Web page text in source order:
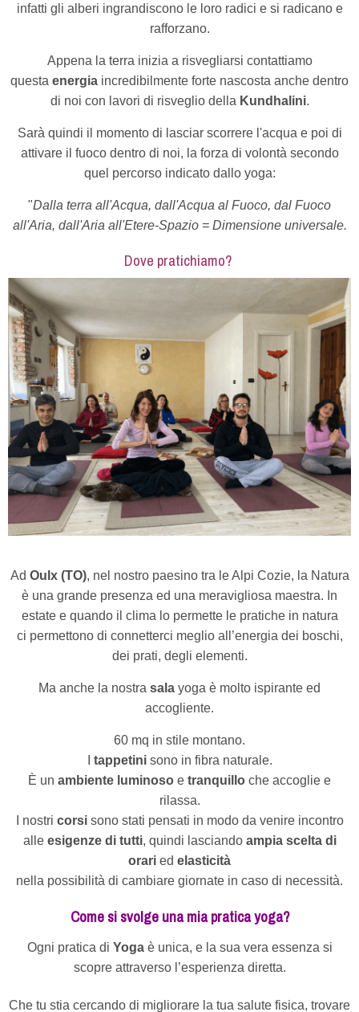
infatti gli alberi ingrandiscono le loro radici e si radicano e
rafforzano.
Appena la terra inizia a risvegliarsi contattiamo
questa energia incredibilmente forte nascosta anche dentro
di noi con lavori di risveglio della Kundhalini.
Sarà quindi il momento di lasciar scorrere l'acqua e poi di
attivare il fuoco dentro di noi, la forza di volontà secondo
quel percorso indicato dallo yoga:
"Dalla terra all'Acqua, dall'Acqua al Fuoco, dal Fuoco
all'Aria, dall'Aria all'Etere-Spazio = Dimensione universale.
Dove pratichiamo?
Ad Oulx (TO), nel nostro paesino tra le Alpi Cozie, la Natura
è una grande presenza ed una meravigliosa maestra. In
estate e quando il clima lo permette le pratiche in natura
ci permettono di connetterci meglio all’energia dei boschi,
dei prati, degli elementi.
Ma anche la nostra sala yoga è molto ispirante ed
accogliente.
60 mq in stile montano.
tappetinisono in fibra naturale.
È un ambiente luminoso e tranquillo che accoglie e
rilassa.
I nostri corsi sono stati pensati in modo da venire incontro
alle esigenze di tutti, quindi lasciando ampia scelta di
orari ed elasticità
nella possibilità di cambiare giornate in caso di necessità.
Come si svolge una mia pratica yoga?
Ogni pratica di Yogaè unica, e la sua vera essenza si
scopre attraverso l’esperienza diretta.
Che tu stia cercando di migliorare la tua salute fisica, trovare